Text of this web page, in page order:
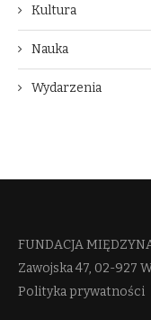
Kultura
Nauka
Wydarzenia
FUNDACJA
Zawojska 47, 02-927
Polityka prywatności